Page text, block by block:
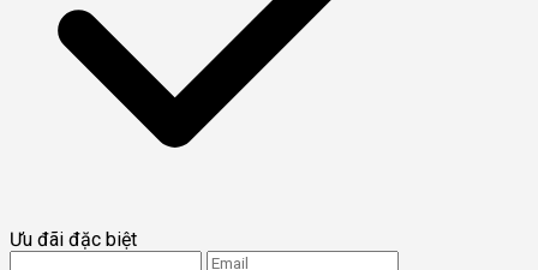
Ưu đãi đặc biệt